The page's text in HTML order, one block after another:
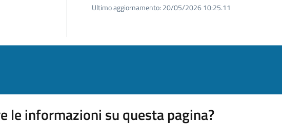
Ultimo aggiornamento: 20/05/2026 10:25.11
le informazioni su questa pagina?